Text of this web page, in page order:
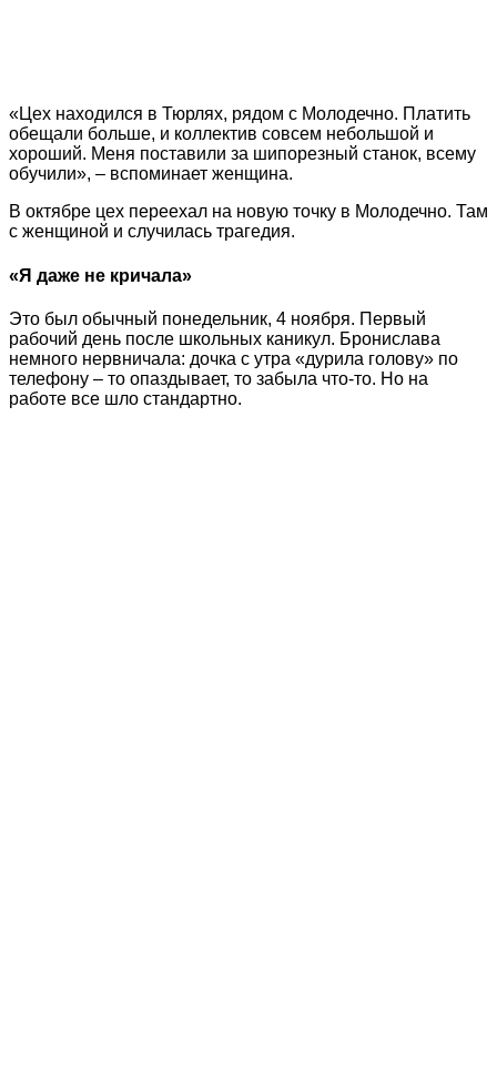
«Цех находился в Тюрлях, рядом с Молодечно. Платить
обещали больше, и коллектив совсем небольшой и
хороший. Меня поставили за шипорезный станок, всему
обучили», – вспоминает женщина.
В октябре цех переехал на новую точку в Молодечно. Там
с женщиной и случилась трагедия.
«Я даже не кричала»
Это был обычный понедельник, 4 ноября. Первый
рабочий день после школьных каникул. Бронислава
немного нервничала: дочка с утра «дурила голову» по
телефону – то опаздывает, то забыла что-то. Но на
работе все шло стандартно.